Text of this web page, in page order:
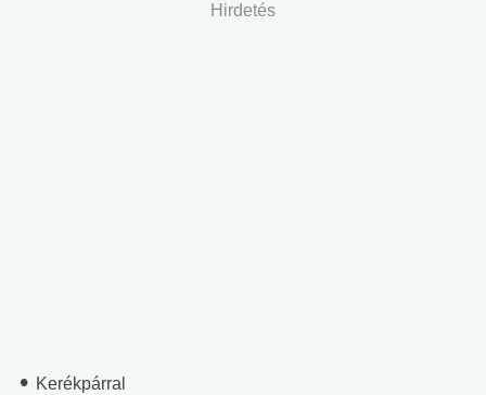
Hirdetés
Kerékpárral